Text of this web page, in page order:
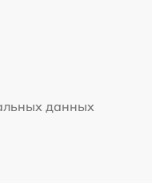
данных